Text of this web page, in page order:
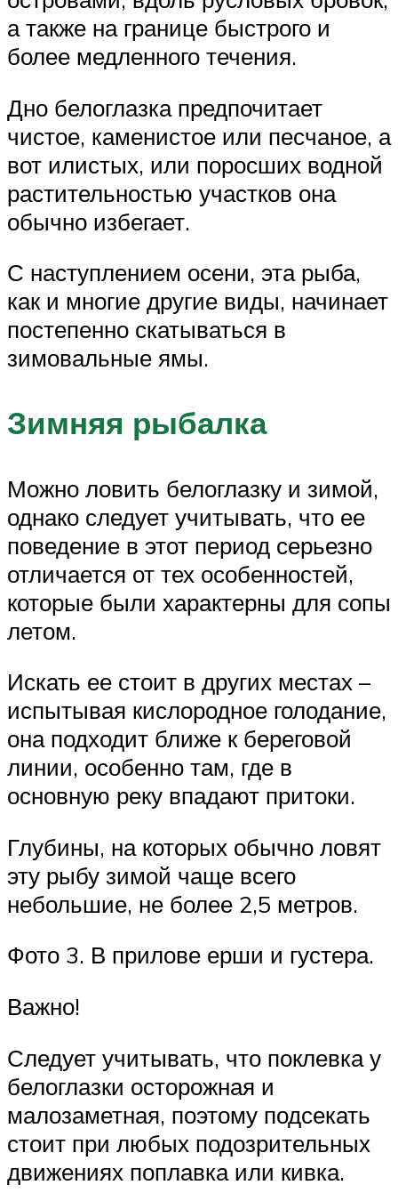
а также на границе быстрого и
более медленного течения.
Дно белоглазка предпочитает
чистое, каменистое или песчаное, а
вот илистых, или поросших водной
растительностью участков она
обычно избегает.
С наступлением осени, эта рыба,
как и многие другие виды, начинает
постепенно скатываться в
зимовальные ямы.
Зимняя рыбалка
Можно ловить белоглазку и зимой,
однако следует учитывать, что ее
поведение в этот период серьезно
отличается от тех особенностей,
которые были характерны для сопы
летом.
Искать ее стоит в других местах –
испытывая кислородное голодание,
она подходит ближе к береговой
линии, особенно там, где в
основную реку впадают притоки.
Глубины, на которых обычно ловят
эту рыбу зимой чаще всего
небольшие, не более 2,5 метров.
Фото 3. В прилове ерши и густера.
Важно!
Следует учитывать, что поклевка у
белоглазки осторожная и
малозаметная, поэтому подсекать
стоит при любых подозрительных
движениях поплавка или кивка.